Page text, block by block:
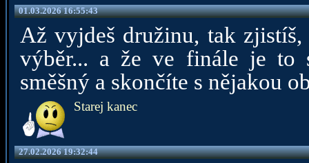
01.03.2026 16:55:43
Až vyjdeš družinu, tak
výběr... a že ve finále je to
směšný a skončíte s nějakou
Starej kanec
27.02.2026 19:32:44